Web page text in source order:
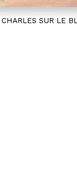
SUR LE